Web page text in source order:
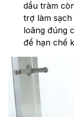
dầu tràm
trợ làm
loãng đúng
để hạn chế